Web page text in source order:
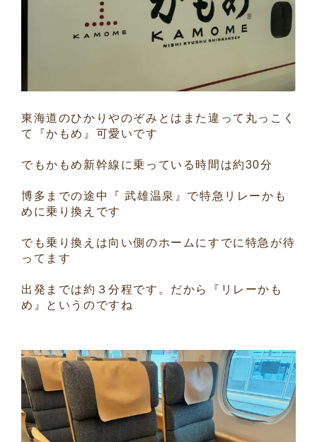
東海道のひかりやのぞみとはまた違って丸っこく
て『かもめ』可愛いです
でもかもめ新幹線に乗っている時間は約30分
博多までの途中『 武雄温泉』で特急リレーかも
めに乗り換えです
でも乗り換えは向い側のホームにすでに特急が待
ってます
出発までは約３分程です。だから『リレーかも
め』というのですね